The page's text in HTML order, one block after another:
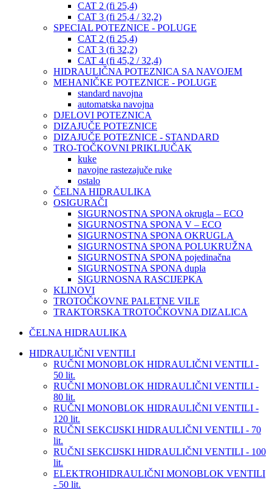
CAT 2 (fi 25,4)
CAT 3 (fi 25,4 / 32,2)
SPECIAL POTEZNICE - POLUGE
CAT 2 (fi 25,4)
CAT 3 (fi 32,2)
CAT 4 (fi 45,2 / 32,4)
HIDRAULIČNA POTEZNICA SA NAVOJEM
MEHANIČKE POTEZNICE - POLUGE
standard navojna
automatska navojna
DJELOVI POTEZNICA
DIZAJUČE POTEZNICE
DIZAJUČE POTEZNICE - STANDARD
TRO-TOČKOVNI PRIKLJUČAK
kuke
navojne rastezajuče ruke
ostalo
ČELNA HIDRAULIKA
OSIGURAČI
SIGURNOSTNA SPONA okrugla – ECO
SIGURNOSTNA SPONA V – ECO
SIGURNOSTNA SPONA OKRUGLA
SIGURNOSTNA SPONA POLUKRUŽNA
SIGURNOSTNA SPONA pojedinačna
SIGURNOSTNA SPONA dupla
SIGURNOSNA RASCIJEPKA
KLINOVI
TROTOČKOVNE PALETNE VILE
TRAKTORSKA TROTOČKOVNA DIZALICA
ČELNA HIDRAULIKA
HIDRAULIČNI VENTILI
RUČNI MONOBLOK HIDRAULIČNI VENTILI -
50 lit.
RUČNI MONOBLOK HIDRAULIČNI VENTILI -
80 lit.
RUČNI MONOBLOK HIDRAULIČNI VENTILI -
120 lit.
RUČNI SEKCIJSKI HIDRAULIČNI VENTILI - 70
lit.
RUČNI SEKCIJSKI HIDRAULIČNI VENTILI - 100
lit.
ELEKTROHIDRAULIČNI MONOBLOK VENTILI
- 50 lit.